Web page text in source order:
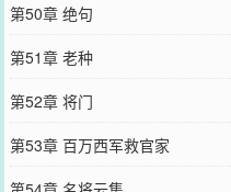
第50章 绝句
第51章 老种
第52章 将门
第53章 百万西军救官家